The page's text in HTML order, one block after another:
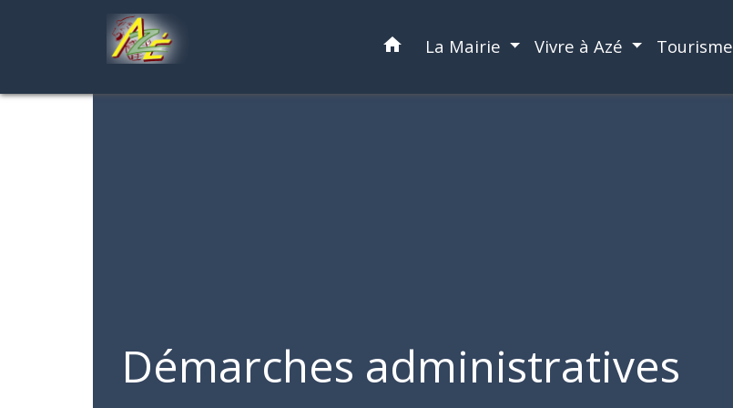
home La Mairie Vivre à Azé Tourisme
Démarches administratives